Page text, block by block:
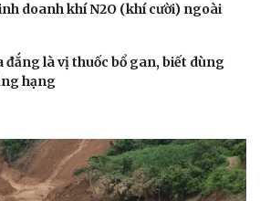
Giải trí
doanh khí N2O (khí cười) ngoài
đắng là vị thuốc bổ gan, biết dùng
hạng